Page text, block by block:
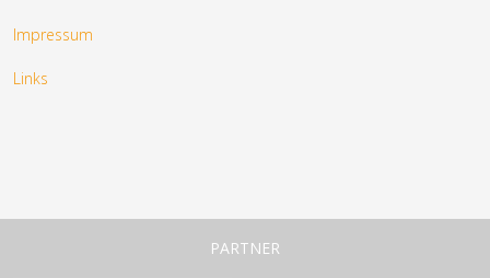
Impressum
Links
PARTNER